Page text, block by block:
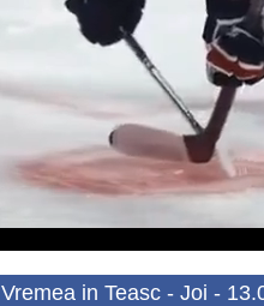
Vremea in Teasc - Joi -